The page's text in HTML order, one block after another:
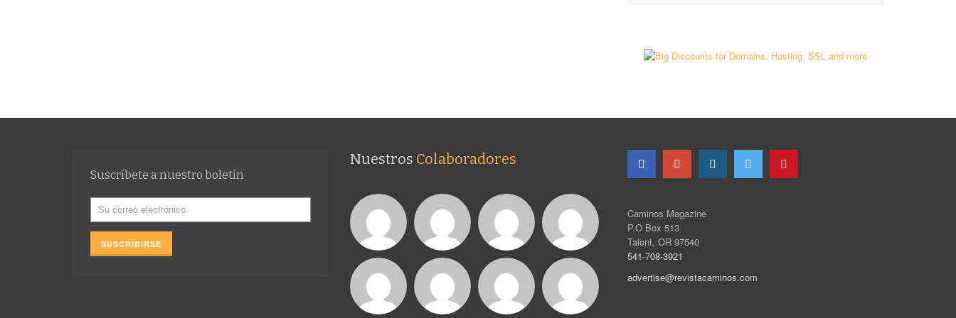
Suscríbete a nuestro boletín
Nuestros Colaboradores
Caminos Magazine
P.O Box 513
Talent, OR 97540
541-708-3921
advertise@revistacaminos.com